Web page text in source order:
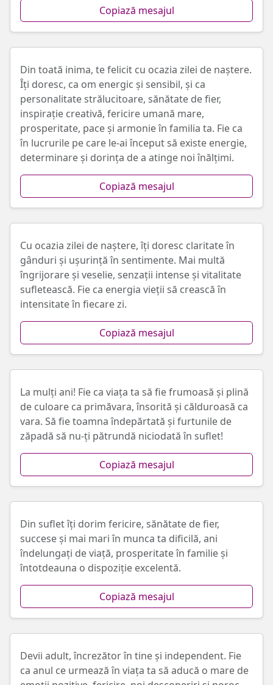
Copiază mesajul
Din toată inima, te felicit cu ocazia zilei de naștere.
Îți doresc, ca om energic și sensibil, și ca
personalitate strălucitoare, sănătate de fier,
inspirație creativă, fericire umană mare,
prosperitate, pace și armonie în familia ta. Fie ca
în lucrurile pe care le-ai început să existe energie,
determinare și dorința de a atinge noi înălțimi.
Copiază mesajul
Cu ocazia zilei de naștere, îți doresc claritate în
gânduri și ușurință în sentimente. Mai multă
îngrijorare și veselie, senzații intense și vitalitate
sufletească. Fie ca energia vieții să crească în
intensitate în fiecare zi.
Copiază mesajul
La mulți ani! Fie ca viața ta să fie frumoasă și plină
de culoare ca primăvara, însorită și călduroasă ca
vara. Să fie toamna îndepărtată și furtunile de
zăpadă să nu-ți pătrundă niciodată în suflet!
Copiază mesajul
Din suflet îți dorim fericire, sănătate de fier,
succese și mai mari în munca ta dificilă, ani
îndelungați de viață, prosperitate în familie și
întotdeauna o dispoziție excelentă.
Copiază mesajul
Devii adult, încrezător în tine și independent. Fie
ca anul ce urmează în viața ta să aducă o mare de